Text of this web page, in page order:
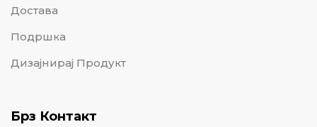
Достава
Подршка
Дизајнирај Продукт
Брз Контакт